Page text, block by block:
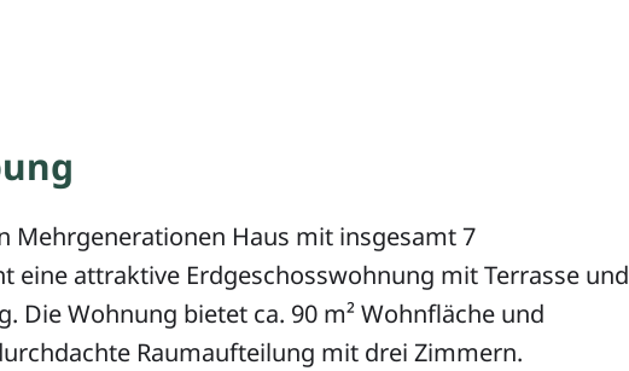
Mehrgenerationen Haus mit insgesamt 7
eine attraktive Erdgeschosswohnung mit Terrasse und
Die Wohnung bietet ca. 90 m² Wohnfläche und
Raumaufteilung mit drei Zimmern.